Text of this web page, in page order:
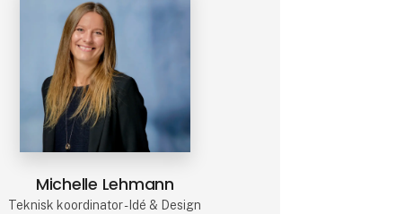
Michelle Lehmann
Teknisk koordinator - Idé & Design